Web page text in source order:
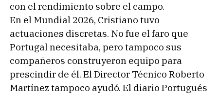
con el rendimiento sobre el campo.
En el Mundial 2026, Cristiano tuvo
actuaciones discretas. No fue el faro que
Portugal necesitaba, pero tampoco sus
compañeros construyeron equipo para
prescindir de él. El Director Técnico Roberto
Martínez tampoco ayudó. El diario Portugués